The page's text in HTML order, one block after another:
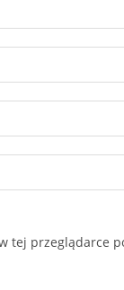
tej przeglądarce